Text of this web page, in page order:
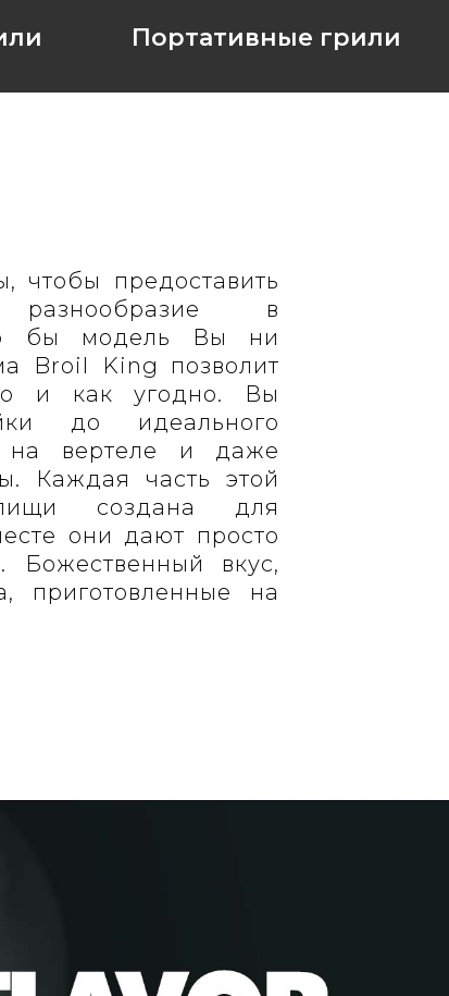
Портативные грили
чтобы предоставить
в
бы модель Вы ни
Broil King позволит
и как угодно. Вы
до идеального
на вертеле и даже
Каждая часть этой
создана для
они дают просто
Божественный вкус,
приготовленные на